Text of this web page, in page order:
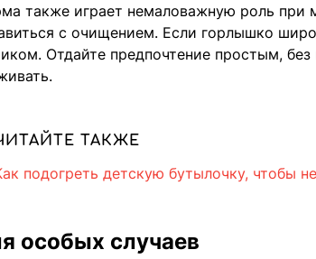
также играет немаловажную роль при
с очищением. Если горлышко
Отдайте предпочтение простым,
ТАКЖЕ
подогреть детскую бутылочку, чтобы
особых случаев